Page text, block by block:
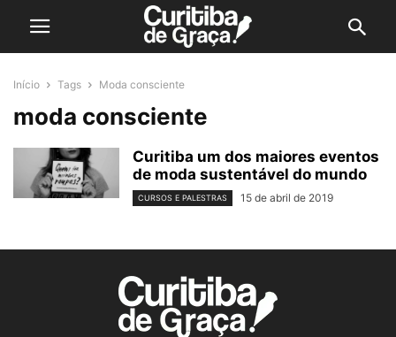
Início Tags Moda consciente
moda consciente
Curitiba um dos maiores eventos
de moda sustentável do mundo
CURSOS E PALESTRAS 15 de abril de 2019